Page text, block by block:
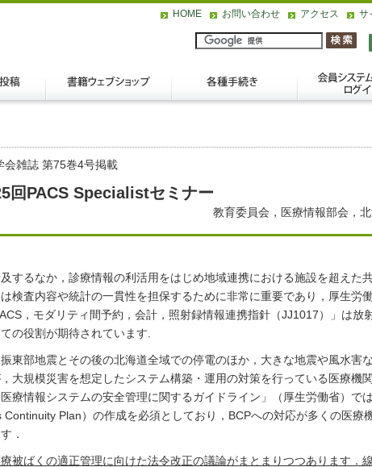
HOME お問い合わせ アクセス サ
会雑誌 第75巻4号掲載
回PACS Specialistセミナー
教育委員会，医療情報部会，
するなか，診療情報の利活用をはじめ地域連携における施設を超えた
検査内容や統計の一貫性を担保するために非常に重要であり，厚生労
，モダリティ間予約，会計，照射録情報連携指針（JJ1017）」は放
の役割が期待されています.
東部地震とその後の北海道全域での停電のほか，大きな地震や風水害
大規模災害を想定したシステム構築・運用の対策を行っている医療機
療情報システムの安全管理に関するガイドライン」（厚生労働省）で
Plan）の作成を必須としており，BCPへの対応が多くの医療
．
被ばくの適正管理に向けた法令改正の議論がまとまりつつあります．